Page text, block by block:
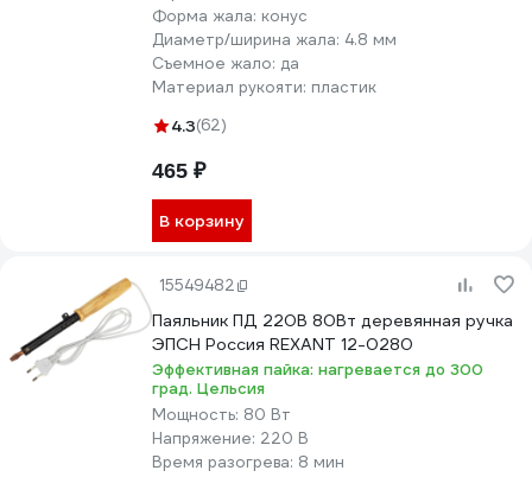
Форма жала: конус
Диаметр/ширина жала: 4.8 мм
Съемное жало: да
Материал рукояти: пластик
4.3(62)
465 ₽
В корзину
15549482
Паяльник ПД 220В 80Вт деревянная ручка
ЭПСН Россия REXANT 12-0280
Эффективная пайка: нагревается до 300
град. Цельсия
Мощность: 80 Вт
Напряжение: 220 В
Время разогрева: 8 мин